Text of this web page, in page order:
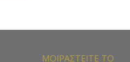
ΜΟΙΡΑΣΤΕΙΤΕ ΤΟ